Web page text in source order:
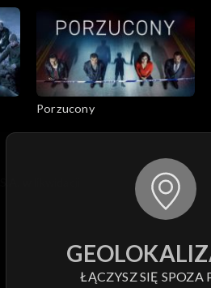
Porzucony
ŁĄCZYSZ SIĘ SPOZA